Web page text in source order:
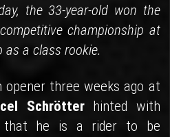
the 33-year-old won the
championship at
a class rookie.
opener three weeks ago at
Schrötterhinted with
that he is a rider to be